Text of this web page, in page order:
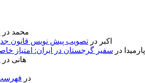
محمد در
اکبر در تصویب پیش نویس قانون
پارمیدا در سفیر گرجستان در ایران: امتیاز
هانی در
در